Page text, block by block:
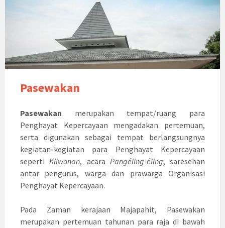
Pasewakan
Pasewakan merupakan tempat/ruang para
Penghayat Kepercayaan mengadakan pertemuan,
serta digunakan sebagai tempat berlangsungnya
kegiatan-kegiatan para Penghayat Kepercayaan
sepertiKliwonan, acara Pangéling-éling, saresehan
antar pengurus, warga dan prawarga Organisasi
Penghayat Kepercayaan.
Pada Zaman kerajaan Majapahit, Pasewakan
merupakan pertemuan tahunan para raja di bawah